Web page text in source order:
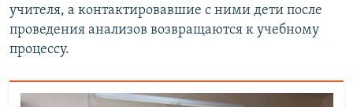
учителя, а контактировавшие с ними дети после
проведения анализов возвращаются к учебному
процессу.